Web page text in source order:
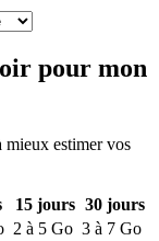
pour mon
mieux estimer vos
15 jours 30jours
2 à 5 Go 3 à 7 Go